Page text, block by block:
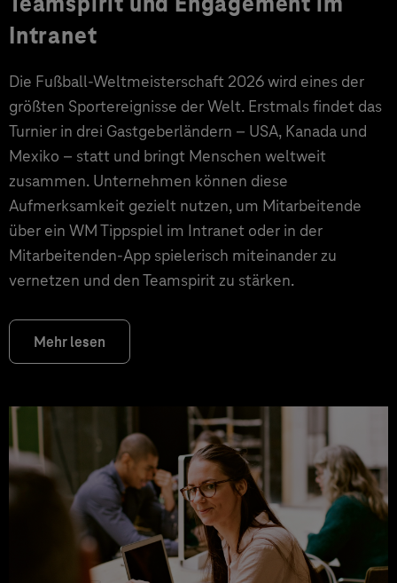
Intranet
Die Fußball-Weltmeisterschaft 2026 wird eines der
größten Sportereignisse der Welt. Erstmals findet das
Turnier in drei Gastgeberländern – USA, Kanada und
Mexiko – statt und bringt Menschen weltweit
zusammen. Unternehmen können diese
Aufmerksamkeit gezielt nutzen, um Mitarbeitende
über ein WM Tippspiel im Intranet oder in der
Mitarbeitenden-App spielerisch miteinander zu
vernetzen und den Teamspirit zu stärken.
Mehr lesen